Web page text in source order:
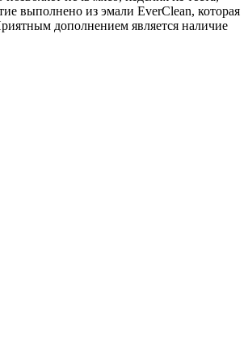
выполнено из эмали EverClean, которая
дополнением является наличие